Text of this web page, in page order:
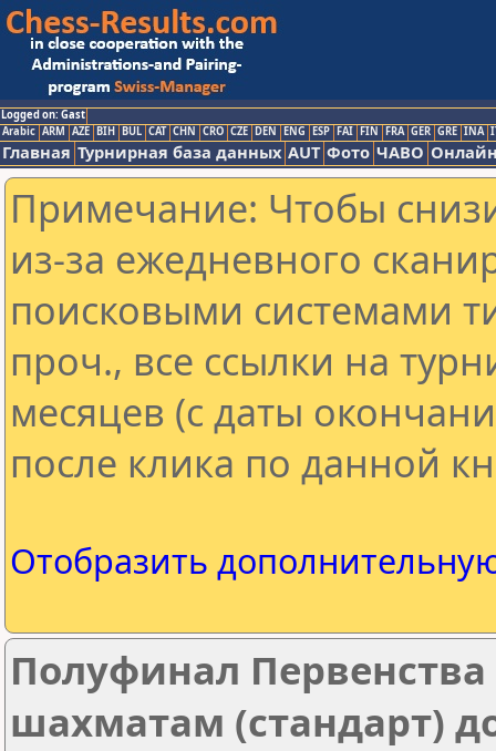
Logged on: Gast
Arabic ARM AZE BIH BUL CAT CHN CRO CZE DEN ENG ESP FAI FIN FRA GER GRE INA
Главная Турнирная база данных AUT Фото ЧАВО
Примечание: Чтобы
из-за ежедневного
поисковыми системами
проч., все ссылки на
месяцев (с даты
после клика по данной
Отобразить
Полуфинал
шахматам (стандарт)